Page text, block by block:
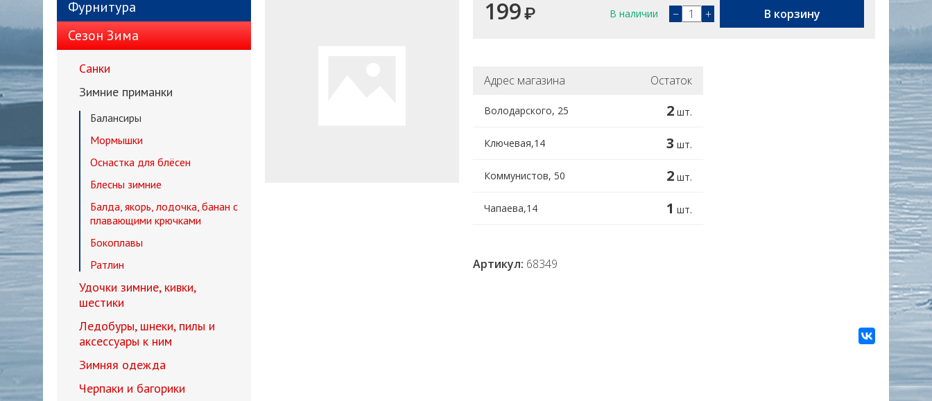
Фурнитура
Сезон Зима
Санки
Зимние приманки
Балансиры
Мормышки
Оснастка для блёсен
Блесны зимние
Балда, якорь, лодочка, банан с
плавающими крючками
Бокоплавы
Ратлин
Удочки зимние, кивки,
шестики
Ледобуры, шнеки, пилы и
аксессуары к ним
Зимняя одежда
Черпаки и багорики
199₽ В наличии − + В корзину
Адрес магазина Остаток
Володарского, 25 2 шт.
Ключевая,14 3 шт.
Коммунистов, 50 2 шт.
Чапаева,14 1 шт.
Артикул: 68349